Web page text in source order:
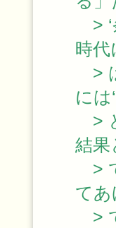
> ‘
時代
>
には
>
結果
>
てあ
>